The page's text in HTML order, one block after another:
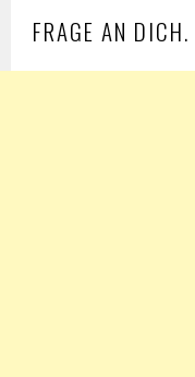
FRAGE AN DICH.